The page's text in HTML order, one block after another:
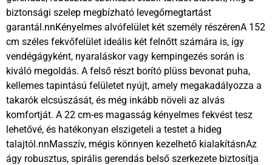
biztonsági szelep megbízható levegőmegtartást
garantál.nnKényelmes alvófelület két személy részérenA 152
cm széles fekvőfelület ideális két felnőtt számára is, így
vendégágyként, nyaraláskor vagy kempingezés során is
kiváló megoldás. A felső részt borító plüss bevonat puha,
kellemes tapintású felületet nyújt, amely megakadályozza a
takarók elcsúszását, és még inkább növeli az alvás
komfortját. A 22 cm-es magasság kényelmes fekvést tesz
lehetővé, és hatékonyan elszigeteli a testet a hideg
talajtól.nnMasszív, mégis könnyen kezelhető kialakításnAz
ágy robusztus, spirális gerendás belső szerkezete biztosítja